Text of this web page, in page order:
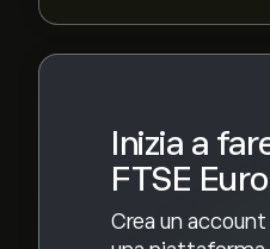
Inizia a
FTSE
Crea un account